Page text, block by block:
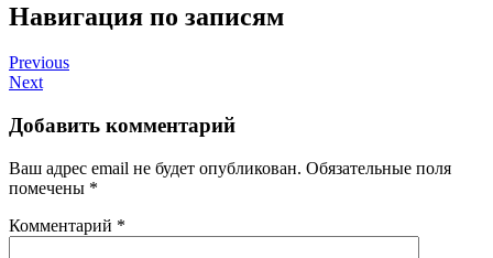
Навигация по записям
Previous
Next
Добавить комментарий
Ваш адрес email не будет опубликован. Обязательные поля
помечены *
Комментарий *